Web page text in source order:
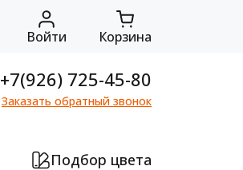
Войти Корзина
+7(926) 725-45-80
Заказать обратный звонок
Подбор цвета